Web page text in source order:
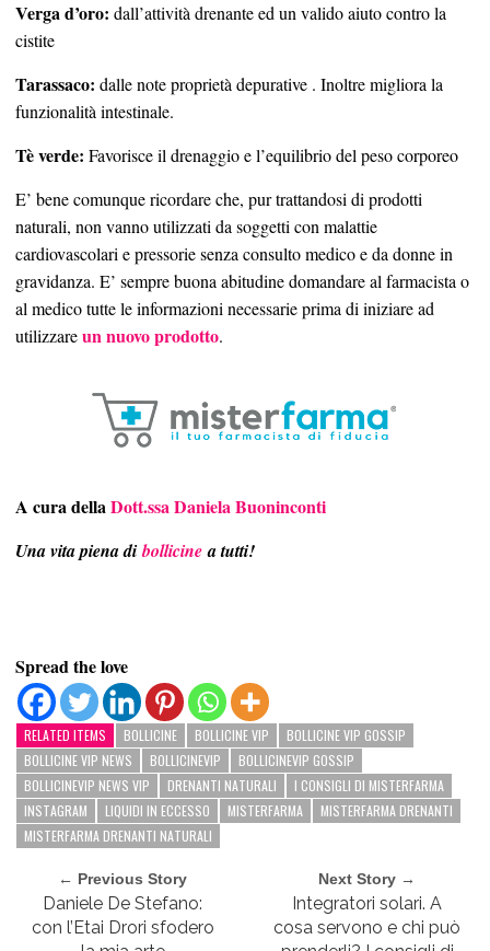
Verga d’oro: dall’attività drenante ed un valido aiuto contro la
cistite
Tarassaco: dalle note proprietà depurative . Inoltre migliora la
funzionalità intestinale.
Tè verde: Favorisce il drenaggio e l’equilibrio del peso corporeo
E’ bene comunque ricordare che, pur trattandosi di prodotti
naturali, non vanno utilizzati da soggetti con malattie
cardiovascolari e pressorie senza consulto medico e da donne in
gravidanza. E’ sempre buona abitudine domandare al farmacista o
al medico tutte le informazioni necessarie prima di iniziare ad
utilizzareun nuovo prodotto.
A cura dellaDott.ssa Daniela Buoninconti
Una vita piena dibollicinea tutti!
Spread the love
RELATED ITEMS BOLLICINE BOLLICINE VIP
BOLLICINE VIP GOSSIP
BOLLICINE VIP NEWS
BOLLICINEVIP
BOLLICINEVIP GOSSIP
BOLLICINEVIP NEWS VIP
DRENANTI NATURALI
I CONSIGLI DI MISTERFARMA
INSTAGRAM
LIQUIDI IN ECCESSO MISTERFARMA
MISTERFARMA DRENANTI
MISTERFARMA DRENANTI NATURALI
← Previous Story
Daniele De Stefano:
con l’Etai Drori sfodero
Next Story →
Integratori solari. A
cosa servono e chi può